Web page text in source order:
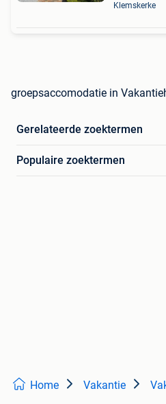
Klemskerke
groepsaccomodatie in
Gerelateerde zoektermen
Populaire zoektermen
Home Vakantie